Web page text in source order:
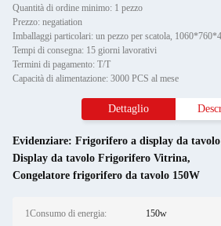
Quantità di ordine minimo: 1 pezzo
Prezzo: negatiation
Imballaggi particolari: un pezzo per scatola,
Tempi di consegna: 15 giorni lavorativi
Termini di pagamento: T/T
Capacità di alimentazione: 3000 PCS al mese
Dettaglio
Evidenziare: Frigorifero a display da
Display da tavolo Frigorifero Vitrina,
Congelatore frigorifero da tavolo 150W
1Consumo di energia: 150w